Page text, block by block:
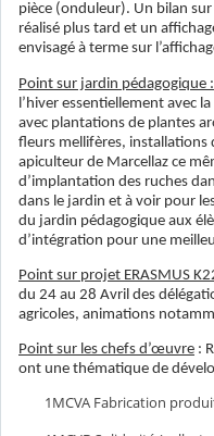
pièce (onduleur). Un bilan
réalisé plus tard et un
envisagé à terme sur
Point sur jardin pédagogique :
l’hiver essentiellement avec
avec plantations de plantes
fleurs mellifères, installations
apiculteur de Marcellaz ce
d’implantation des ruches
dans le jardin et à voir pour
du jardin pédagogique aux
d’intégration pour une
Point sur projet ERASMUS
du 24 au 28 Avril des
agricoles, animations
Point sur les chefs d’œuvre :
ont une thématique de
1MCVA Fabrication